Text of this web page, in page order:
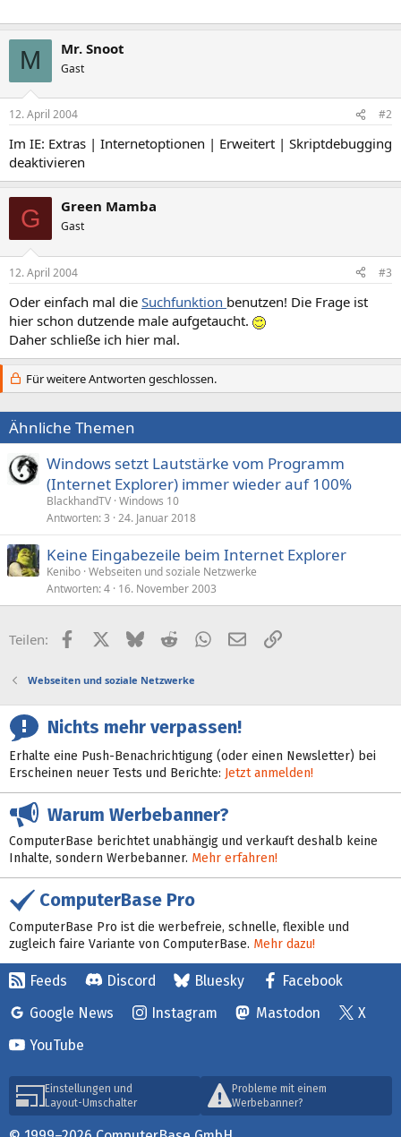
M Mr. Snoot
Gast
12. April 2004 #2
Im IE: Extras | Internetoptionen | Erweitert | Skriptdebugging
deaktivieren
G Green Mamba
Gast
12. April 2004 #3
Oder einfach mal die Suchfunktion benutzen! Die Frage ist
hier schon dutzende male aufgetaucht.
Daher schließe ich hier mal.
Für weitere Antworten geschlossen.
Ähnliche Themen
Windows setzt Lautstärke vom Programm
(Internet Explorer) immer wieder auf 100%
BlackhandTV Windows 10
Antworten 3 24. Januar 2018
Keine Eingabezeile beim Internet Explorer
Kenibo Webseiten und soziale Netzwerke
Antworten 4 16. November 2003
Teilen: FacebookX (Twitter)
BlueskyRedditWhatsApp
E-MailLink
Webseiten und soziale Netzwerke
Nichts mehr verpassen!
Erhalte eine Push-Benachrichtigung (oder einen Newsletter) bei
Erscheinen neuer Tests und Berichte: Jetzt anmelden!
Warum Werbebanner?
ComputerBase berichtet unabhängig und verkauft deshalb keine
Inhalte, sondern Werbebanner. Mehr erfahren!
ComputerBase Pro
ComputerBase Pro ist die werbefreie, schnelle, flexible und
zugleich faire Variante von ComputerBase. Mehr dazu!
Feeds Discord Bluesky
Facebook
Google News
Instagram Mastodon
X
YouTube
Einstellungen und
Layout-Umschalter
Probleme mit einem
Werbebanner?